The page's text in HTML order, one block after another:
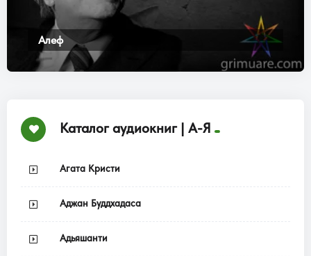
Алеф
Каталог аудиокниг | А-Я
Агата Кристи
Аджан Буддхадаса
Адьяшанти